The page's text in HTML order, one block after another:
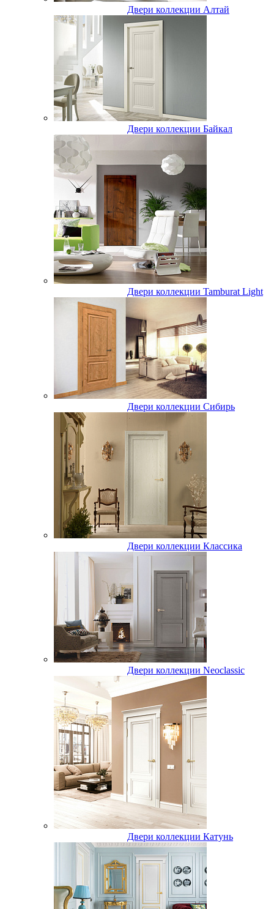
Двери коллекции Алтай
Двери коллекции Байкал
Двери коллекции Tamburat Light
Двери коллекции Сибирь
Двери коллекции Классика
Двери коллекции Neoclassic
Двери коллекции Катунь